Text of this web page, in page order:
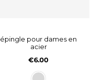
épingle pour dames en
acier
€6.00